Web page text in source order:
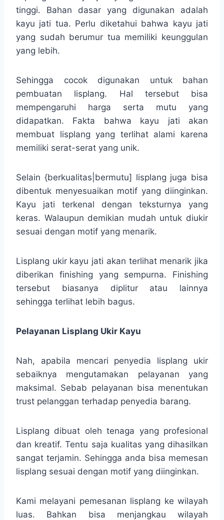
tinggi. Bahan dasar yang digunakan adalah
kayu jati tua. Perlu diketahui bahwa kayu jati
yang sudah berumur tua memiliki keunggulan
yang lebih.
Sehingga cocok digunakan untuk bahan
pembuatan lisplang. Hal tersebut bisa
mempengaruhi harga serta mutu yang
didapatkan. Fakta bahwa kayu jati akan
membuat lisplang yang terlihat alami karena
memiliki serat-serat yang unik.
Selain {berkualitas|bermutu] lisplang juga bisa
dibentuk menyesuaikan motif yang diinginkan.
Kayu jati terkenal dengan teksturnya yang
keras. Walaupun demikian mudah untuk diukir
sesuai dengan motif yang menarik.
Lisplang ukir kayu jati akan terlihat menarik jika
diberikan finishing yang sempurna. Finishing
tersebut biasanya diplitur atau lainnya
sehingga terlihat lebih bagus.
Pelayanan Lisplang Ukir Kayu
Nah, apabila mencari penyedia lisplang ukir
sebaiknya mengutamakan pelayanan yang
maksimal. Sebab pelayanan bisa menentukan
trust pelanggan terhadap penyedia barang.
Lisplang dibuat oleh tenaga yang profesional
dan kreatif. Tentu saja kualitas yang dihasilkan
sangat terjamin. Sehingga anda bisa memesan
lisplang sesuai dengan motif yang diinginkan.
Kami melayani pemesanan lisplang ke wilayah
luas. Bahkan bisa menjangkau wilayah